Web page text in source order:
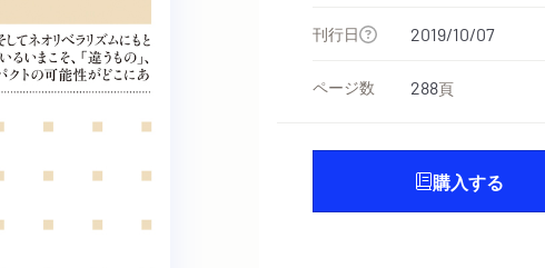
刊行日 2019/10/07
ページ数 288頁
購入する